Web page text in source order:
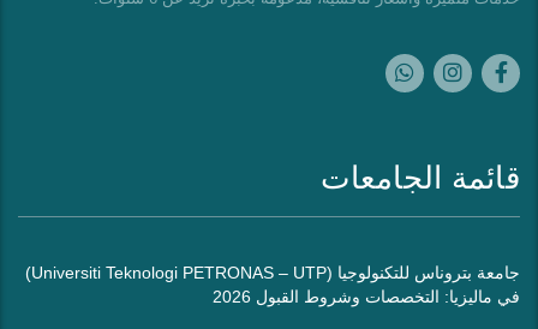
قائمة الجامعات
جامعة بتروناس للتكنولوجيا (Universiti Teknologi PETRONAS – UTP)
في ماليزيا: التخصصات وشروط القبول 2026